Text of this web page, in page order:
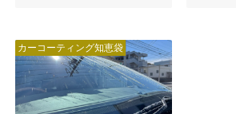
カーコーティング知恵袋